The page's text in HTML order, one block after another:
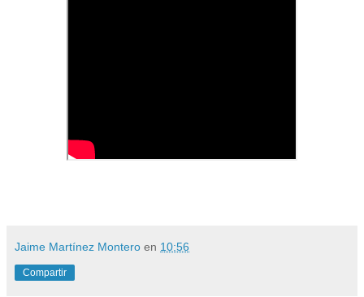
Jaime Martínez Montero en 10:56
Compartir